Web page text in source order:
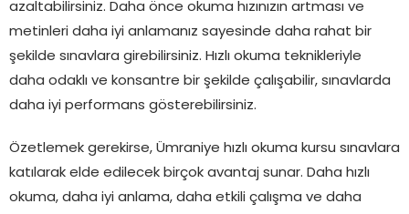
azaltabilirsiniz. Daha önce okuma hızınızın artması ve
metinleri daha iyi anlamanız sayesinde daha rahat bir
şekilde sınavlara girebilirsiniz. Hızlı okuma teknikleriyle
daha odaklı ve konsantre bir şekilde çalışabilir, sınavlarda
daha iyi performans gösterebilirsiniz.
Özetlemek gerekirse, Ümraniye hızlı okuma kursu sınavlara
katılarak elde edilecek birçok avantaj sunar. Daha hızlı
okuma, daha iyi anlama, daha etkili çalışma ve daha